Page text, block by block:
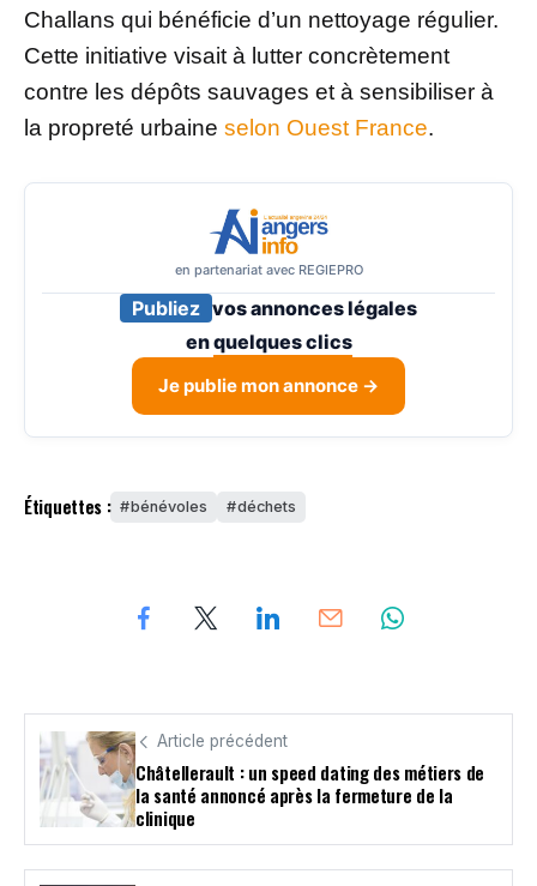
Challans qui bénéficie d’un nettoyage régulier.
Cette initiative visait à lutter concrètement
contre les dépôts sauvages et à sensibiliser à
la propreté urbaine selon Ouest France.
en partenariat avec REGIEPRO
Publiez vos annonces légales
enquelques clics
Je publie mon annonce →
Étiquettes : bénévoles déchets
Article précédent
Châtellerault : un speed dating des métiers de
la santé annoncé après la fermeture de la
clinique